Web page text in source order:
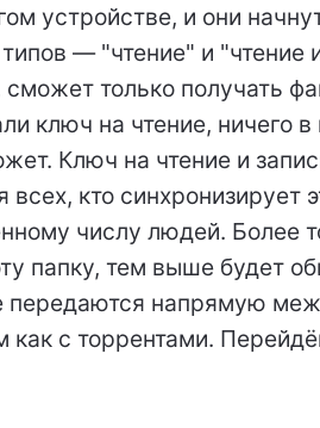
устройстве, и они
— "чтение" и "чтение
сможет только получать
ключ на чтение, ничего
Ключ на чтение и
всех, кто синхронизирует
числу людей. Более
папку, тем выше будет
передаются напрямую
как с торрентами.